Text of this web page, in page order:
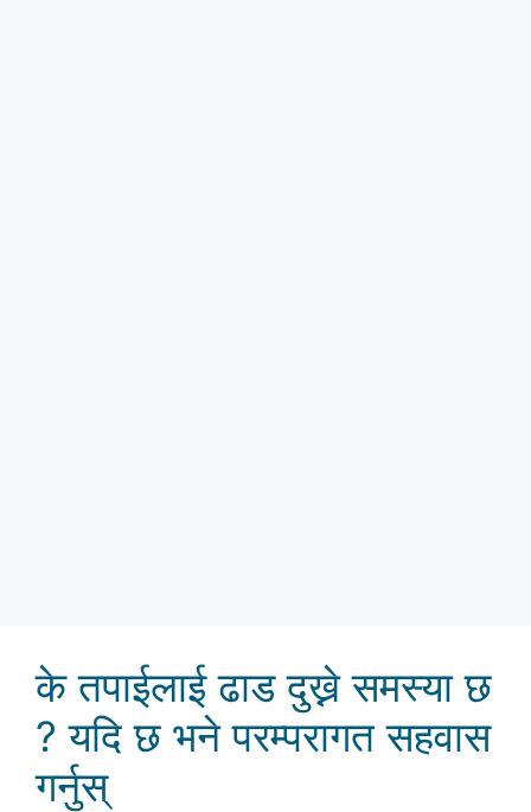
के तपाईलाई ढाड दुख्ने समस्या छ
? यदि छ भने परम्परागत सहवास
गर्नुस्